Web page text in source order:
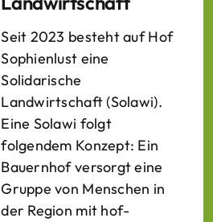
Seit 2023 besteht auf Hof
Sophienlust eine
Solidarische
Landwirtschaft (Solawi).
Eine Solawi folgt
folgendem Konzept: Ein
Bauern­hof versorgt eine
Gruppe von Menschen in
der Region mit hof­